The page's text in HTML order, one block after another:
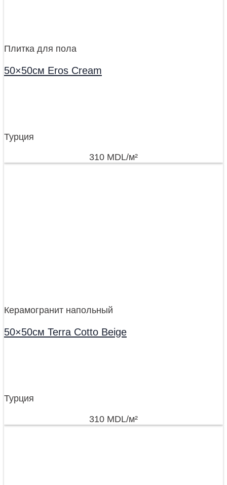
Плитка для пола
50×50см Eros Cream
Турция
310 MDL/м²
Керамогранит напольный
50×50см Terra Cotto Beige
Турция
310 MDL/м²